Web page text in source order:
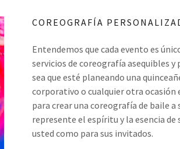
COREOGRAFÍA
Entendemos que cada evento es
servicios de coreografía asequibles y
sea que esté planeando una
corporativo o cualquier otra
para crear una coreografía de baile
represente el espíritu y la esencia
usted como para sus invitados.